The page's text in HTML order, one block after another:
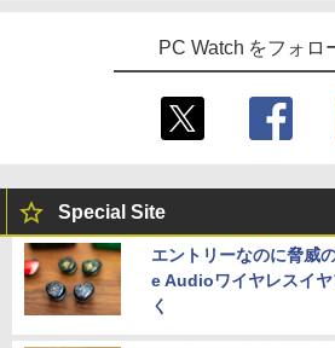
PC Watch をフォロ
Special Site
エントリーなのに脅威
e Audioワイヤレスイ
く